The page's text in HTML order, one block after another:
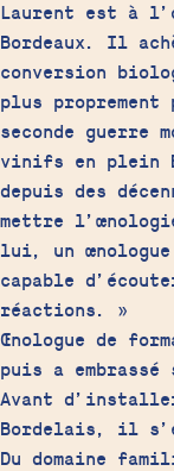
Laurent est à
Bordeaux. Il
conversion
plus
seconde guerre
vinifs en plein
depuis des
mettre
lui, un œnologue
capable
réactions. »
Œnologue de
puis a
Avant
Bordelais, il
Du domaine